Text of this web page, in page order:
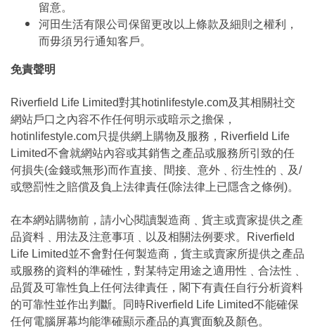
留意。
河田生活有限公司保留更改以上條款及細則之權利，
而毋須另行通知客戶。
免責聲明
Riverfield Life Limited對其hotinlifestyle.com及其相關社交
網站戶口之內容不作任何明示或暗示之擔保，
hotinlifestyle.com只提供網上購物及服務，Riverfield Life
Limited不會就網站內容或其銷售之產品或服務所引致的任
何損失(金錢或無形)而作直接、間接、意外﹑衍生性的﹑及/
或懲罰性之賠償及負上法律責任(除法律上已隱含之條例)。
在本網站購物前，請小心閱讀製造商﹑貨主或賣家提供之產
品資料﹑用法及注意事項﹑以及相關法例要求。Riverfield
Life Limited並不會對任何製造商，貨主或賣家所提供之產品
或服務的資料的準確性，對某特定用途之適用性﹑合法性﹑
品質及可靠性負上任何法律責任，閣下有責任自行分析資料
的可靠性並作出判斷。同時Riverfield Life Limited不能確保
任何電腦屏幕均能準確顯示產品的真實面貌及顏色。